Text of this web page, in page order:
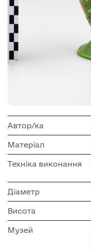
Автор/ка
Матеріал
Техніка виконання
Діаметр
Висота
Музей